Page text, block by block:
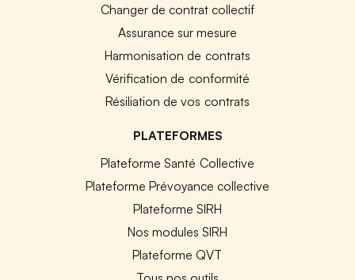
Changer de contrat collectif
Assurance sur mesure
Harmonisation de contrats
Vérification de conformité
Résiliation de vos contrats
PLATEFORMES
Plateforme Santé Collective
Plateforme Prévoyance collective
Plateforme SIRH
Nos modules SIRH
Plateforme QVT